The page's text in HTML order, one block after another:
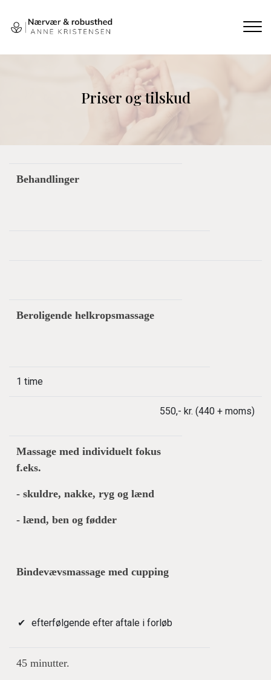
hovedindhold
Priser og tilskud
Behandlinger
Beroligende helkropsmassage
1 time
550,- kr. (440 + moms)
Massage med individuelt fokus
f.eks.
- skuldre, nakke, ryg og lænd
- lænd, ben og fødder
Bindevævsmassage med cupping
efterfølgende efter aftale i forløb
45 minutter.